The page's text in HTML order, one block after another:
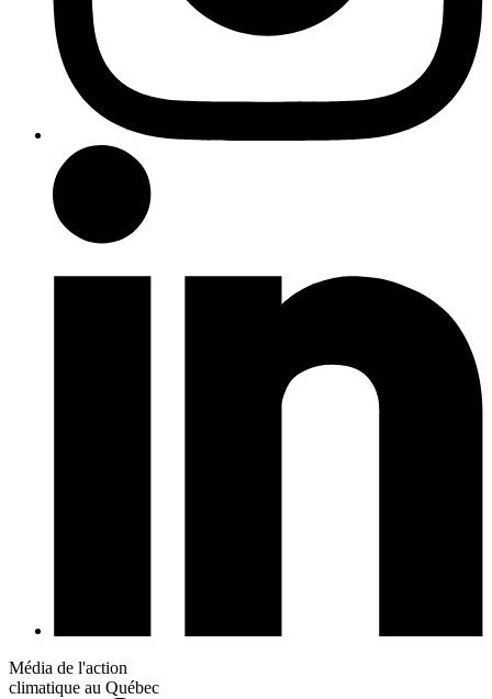
Média de l'action
climatique au Québec